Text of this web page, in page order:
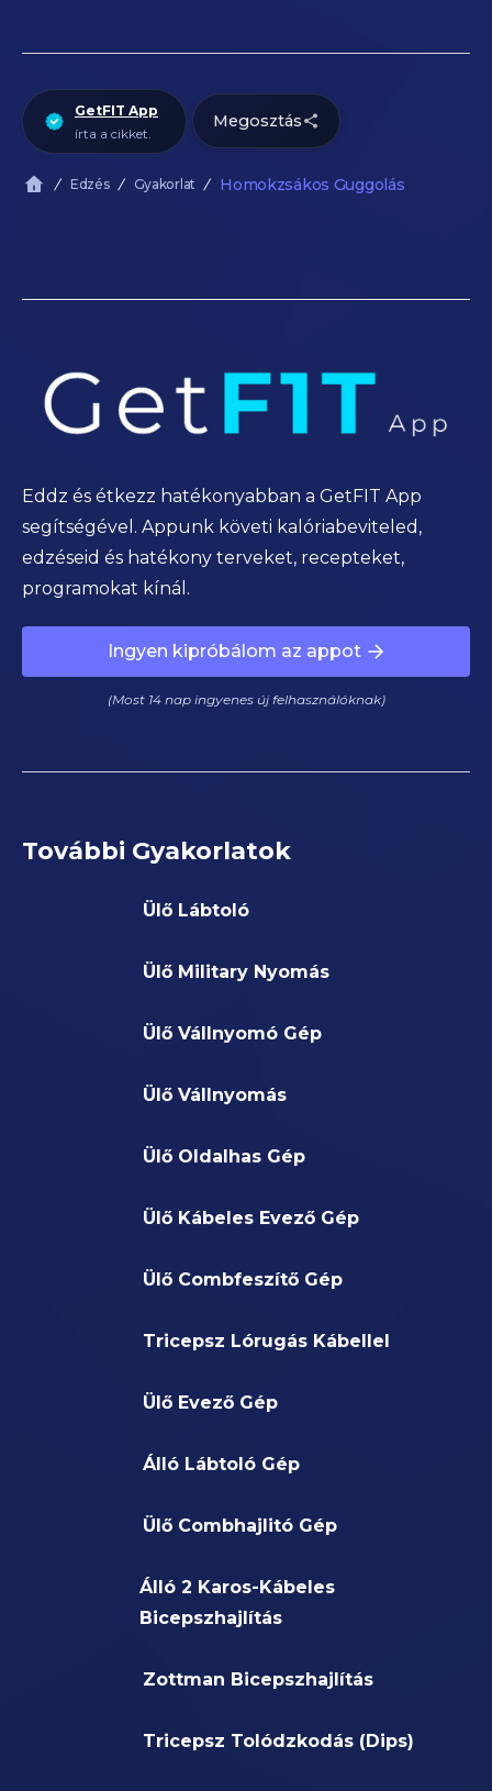
Eddz és étkezz hatékonyabban a GetFIT App
segítségével. Appunk követi kalóriabeviteled,
edzéseid és hatékony terveket, recepteket,
programokat kínál.
Ingyen kipróbálom az appot
(Most 14 nap ingyenes új felhasználóknak)
További Gyakorlatok
Ülő Lábtoló
Ülő Military Nyomás
Ülő Vállnyomó Gép
Ülő Vállnyomás
Ülő Oldalhas Gép
Ülő Kábeles Evező Gép
Ülő Combfeszítő Gép
Tricepsz Lórugás Kábellel
Ülő Evező Gép
Álló Lábtoló Gép
Ülő Combhajlitó Gép
Álló 2 Karos-Kábeles
Bicepszhajlítás
Zottman Bicepszhajlítás
Tricepsz Tolódzkodás (Dips)
GetFIT App
írta a cikket.
Megosztás
Edzés Gyakorlat Homokzsákos Guggolás